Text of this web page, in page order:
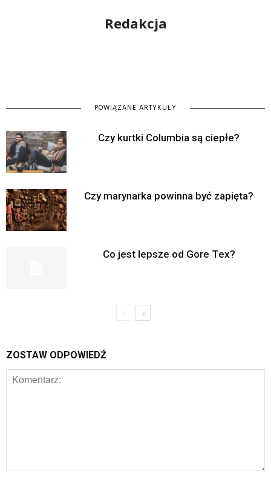
Redakcja
POWIĄZANE ARTYKUŁY
Czy kurtki Columbia są ciepłe?
Czy marynarka powinna być zapięta?
Co jest lepsze od Gore Tex?
ZOSTAW ODPOWIEDŹ